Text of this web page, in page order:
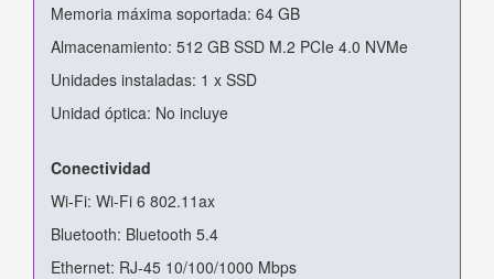
Memoria máxima soportada: 64 GB
Almacenamiento: 512 GB SSD M.2 PCIe 4.0 NVMe
Unidades instaladas: 1 x SSD
Unidad óptica: No incluye
Conectividad
Wi-Fi: Wi-Fi 6 802.11ax
Bluetooth: Bluetooth 5.4
Ethernet: RJ-45 10/100/1000 Mbps